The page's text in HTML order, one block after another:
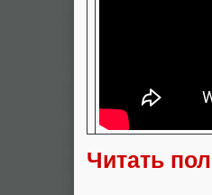
Читать